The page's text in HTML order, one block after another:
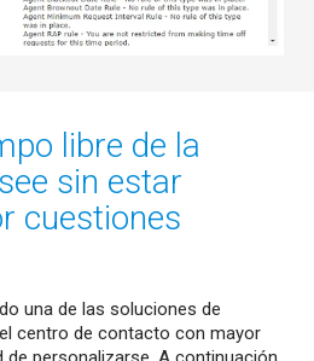
libre de la
sin estar
cuestiones
una de las soluciones de
centro de contacto con mayor